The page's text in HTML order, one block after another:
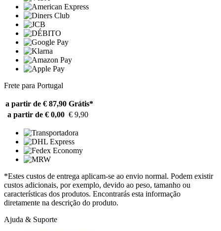
Frete para Portugal
a partir de € 87,90 Grátis*
a partir de € 0,00 € 9,90
*Estes custos de entrega aplicam-se ao envio normal. Podem existir
custos adicionais, por exemplo, devido ao peso, tamanho ou
características dos produtos. Encontrarás esta informação
diretamente na descrição do produto.
Ajuda & Suporte